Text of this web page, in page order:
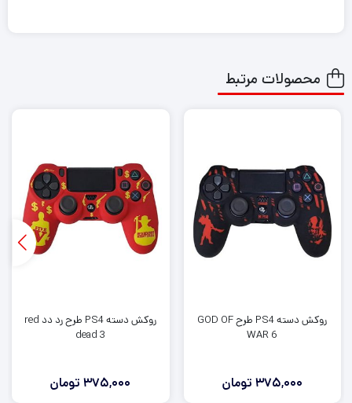
محصولات مرتبط
روکش دسته PS4 طرح GOD OF
WAR 6
375,000 تومان
روکش دسته PS4 طرح رد دد red
dead 3
375,000 تومان